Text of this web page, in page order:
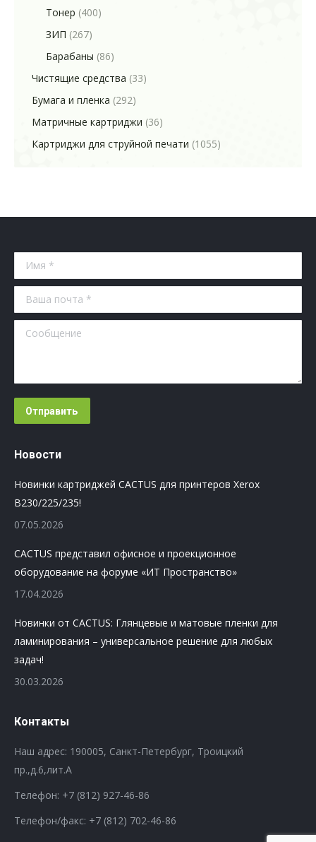
Тонер (400)
ЗИП (267)
Барабаны (86)
Чистящие средства (33)
Бумага и пленка (292)
Матричные картриджи (36)
Картриджи для струйной печати (1055)
Имя *
Ваша почта *
Сообщение
Отправить
Новости
Новинки картриджей CACTUS для принтеров Xerox
B230/225/235!
07.05.2026
CACTUS представил офисное и проекционное
оборудование на форуме «ИТ Пространство»
17.04.2026
Новинки от CACTUS: Глянцевые и матовые пленки для
ламинирования – универсальное решение для любых
задач!
30.03.2026
Контакты
Наш адрес: 190005, Санкт-Петербург, Троицкий
пр.,д.6,лит.А
Телефон: +7 (812) 927-46-86
Телефон/факс: +7 (812) 702-46-86